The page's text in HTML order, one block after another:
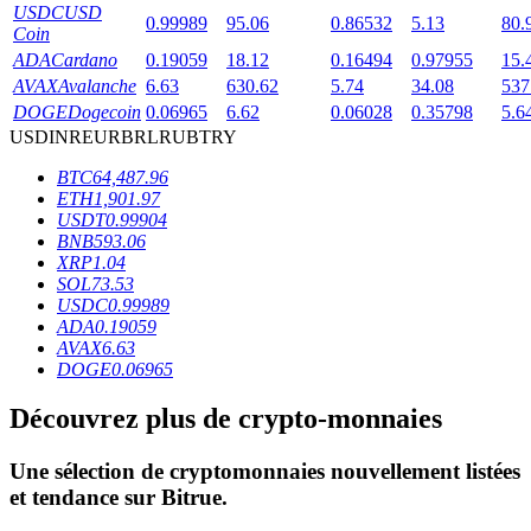
Des investissements exclusifs pour les détenteurs de BTR
Service d'emprunt adossé à des cryptomonnaies
USDCUSD
Coin
0.99989 95.06 0.86532 5.13
ADACardano 0.19059 18.12 0.16494 0.97955
AVAXAvalanche 6.63 630.62 5.74 34.08
DOGEDogecoin 0.06965 6.62 0.06028 0.35798
USDINREURBRLRUBTRY
BTC64,487.96
ETH1,901.97
USDT0.99904
BNB593.06
XRP1.04
SOL73.53
USDC0.99989
ADA0.19059
AVAX6.63
DOGE0.06965
Découvrez plus de crypto-monnaies
Une sélection de cryptomonnaies nouvellement listées
et tendance sur Bitrue.